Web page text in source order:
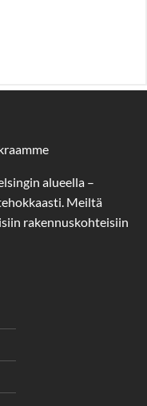
alueella –
Meiltä
rakennuskohteisiin